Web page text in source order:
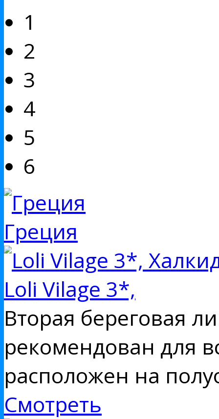
1
2
3
4
5
6
Греция
Loli Vilage 3*,
Вторая береговая
рекомендован для
расположен на
Смотреть